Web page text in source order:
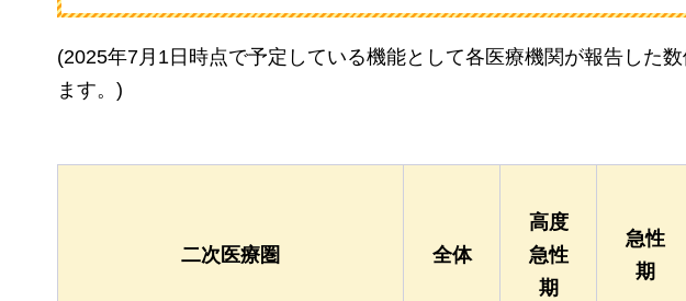
(2025年7月1日時点で予定している機能として各医療機関が報告した
ます。)
二次医療圏 全体
高度
急性
期
急性
期